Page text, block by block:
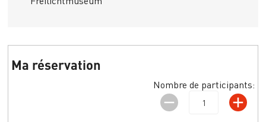
Ma réservation
Nombre de participants: